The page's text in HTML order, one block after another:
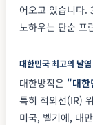
어오고 있습니다.
노하우는 단순 프
대한민국 최고의 날
대한방직은 "대한
특히 적외선(IR)
미국, 벨기에, 대